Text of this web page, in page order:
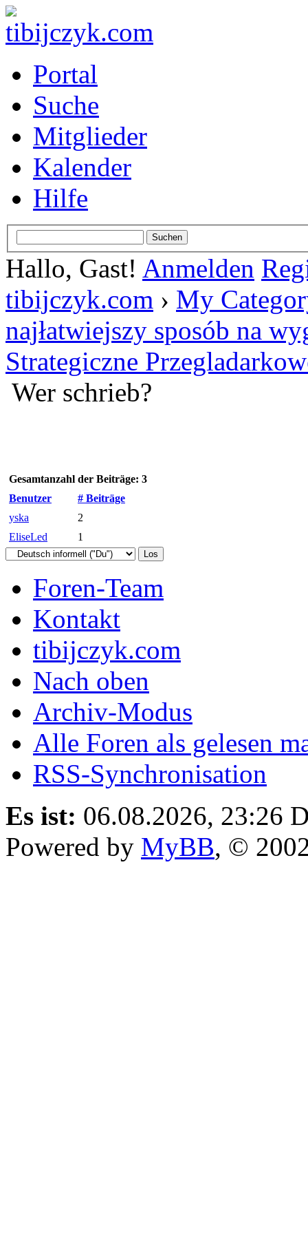
Portal
Suche
Mitglieder
Kalender
Hilfe
Hallo, Gast! Anmelden
tibijczyk.com › My
najłatwiejszy sposób na
Strategiczne
Wer schrieb?
Gesamtanzahl der Beiträge: 3
Benutzer
# Beiträge
yska
2
EliseLed
1
Foren-Team
Kontakt
tibijczyk.com
Nach oben
Archiv-Modus
Alle Foren als gelesen
RSS-Synchronisation
Es ist: 06.08.2026, 23:26
Powered by MyBB, ©